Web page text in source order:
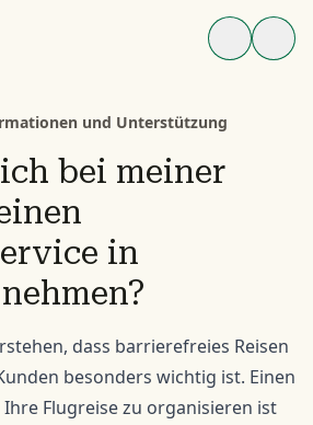
und Unterstützung
bei meiner
in
dass barrierefreies Reisen
besonders wichtig ist. Einen
Flugreise zu organisieren ist